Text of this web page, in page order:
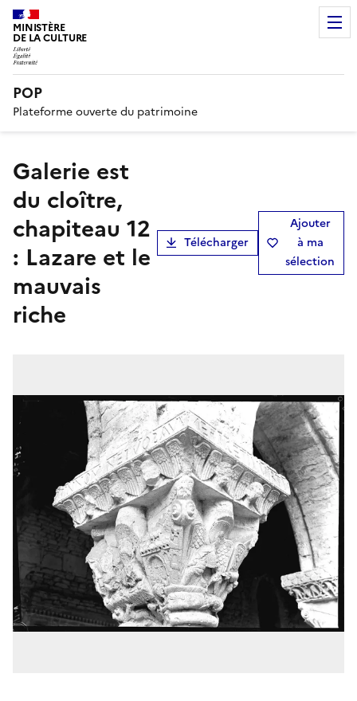
MINISTÈRE
DE LA CULTURE
POP
Plateforme ouverte du patrimoine
Galerie est
du cloître,
chapiteau 12
: Lazare et le
mauvais
riche
Télécharger
Ajouter
à ma
sélection